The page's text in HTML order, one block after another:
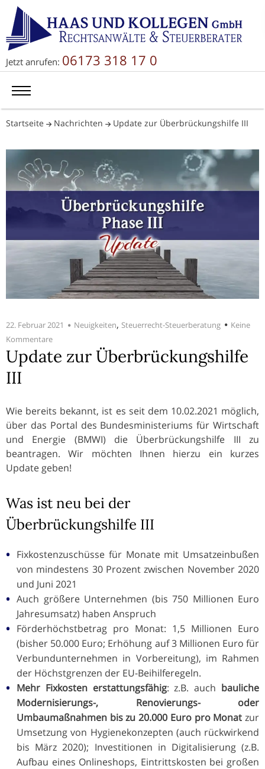
Jetzt anrufen: 06173 318 17 0
Startseite Nachrichten Update zur Überbrückungshilfe III
22. Februar 2021 Neuigkeiten, Steuerrecht-Steuerberatung
Keine
Kommentare
Update zur Überbrückungshilfe
III
Wie bereits bekannt, ist es seit dem 10.02.2021 möglich,
über das Portal des Bundesministeriums für Wirtschaft
und Energie (BMWI) die Überbrückungshilfe III zu
beantragen. Wir möchten Ihnen hierzu ein kurzes
Update geben!
Was ist neu bei der
Überbrückungshilfe III
Fixkostenzuschüsse für Monate mit Umsatzeinbußen
von mindestens 30 Prozent zwischen November 2020
und Juni 2021
Auch größere Unternehmen (bis 750 Millionen Euro
Jahresumsatz) haben Anspruch
Förderhöchstbetrag pro Monat: 1,5 Millionen Euro
(bisher 50.000 Euro; Erhöhung auf 3 Millionen Euro für
Verbundunternehmen in Vorbereitung), im Rahmen
der Höchstgrenzen der EU-Beihilferegeln.
Mehr Fixkosten erstattungsfähig: z.B. auch bauliche
Modernisierungs-, Renovierungs- oder
Umbaumaßnahmen bis zu 20.000 Euro pro Monat zur
Umsetzung von Hygienekonzepten (auch rückwirkend
bis März 2020); Investitionen in Digitalisierung (z.B.
Aufbau eines Onlineshops, Eintrittskosten bei großen